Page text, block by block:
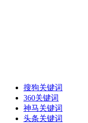
搜狗关键词
360关键词
神马关键词
头条关键词